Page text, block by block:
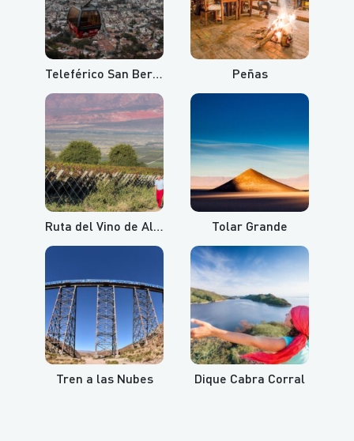
Teleférico San Bernardo y Cerro Aladelta Peñas
Ruta del Vino de Altura Tolar Grande
Tren a las Nubes Dique Cabra Corral